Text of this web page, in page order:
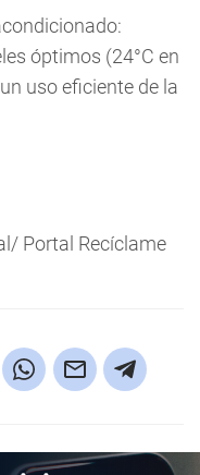
óptimos (24°C en
uso eficiente de la
Portal Recíclame